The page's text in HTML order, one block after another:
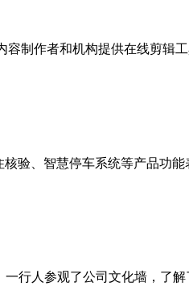
制作者和机构提供在线剪辑
验、智慧停车系统等产品功
行人参观了公司文化墙，了